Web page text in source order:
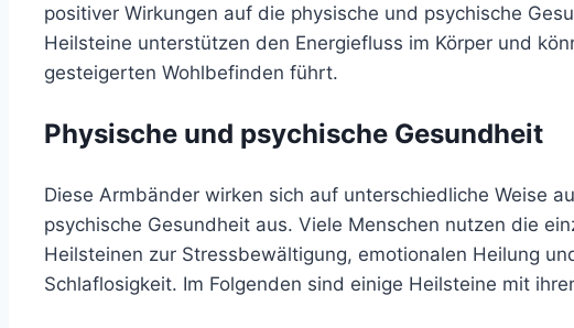
positiver Wirkungen auf die physische und psychische
Heilsteine unterstützen den Energiefluss im Körper und
gesteigerten Wohlbefinden führt.
Physische und psychische Gesundheit
Diese Armbänder wirken sich auf unterschiedliche Weise
psychische Gesundheit aus. Viele Menschen nutzen die
Heilsteinen zur Stressbewältigung, emotionalen Heilung
Schlaflosigkeit. Im Folgenden sind einige Heilsteine mit